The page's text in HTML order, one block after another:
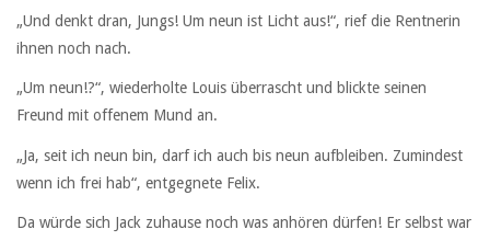
„Und denkt dran, Jungs! Um neun ist Licht aus!“, rief die Rentnerin
ihnen noch nach.
„Um neun!?“, wiederholte Louis überrascht und blickte seinen
Freund mit offenem Mund an.
„Ja, seit ich neun bin, darf ich auch bis neun aufbleiben. Zumindest
wenn ich frei hab“, entgegnete Felix.
Da würde sich Jack zuhause noch was anhören dürfen! Er selbst war